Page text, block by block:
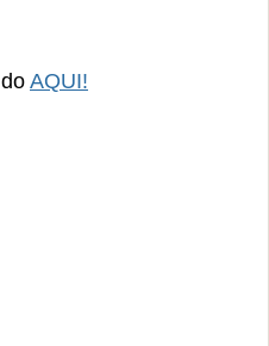
AQUI!